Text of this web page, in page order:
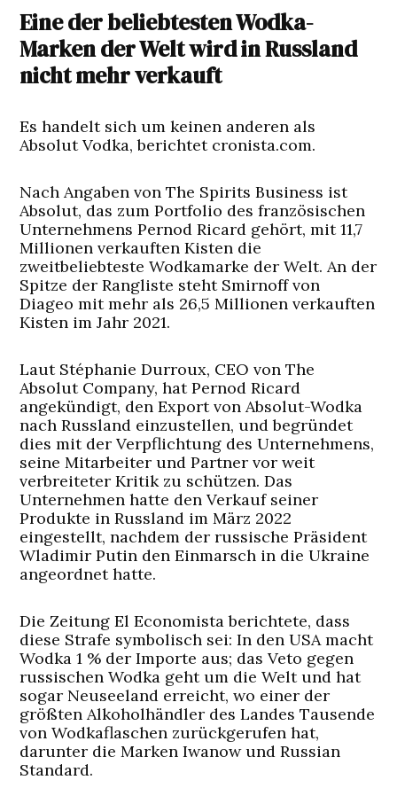
Eine der beliebtesten Wodka-
Marken der Welt wird in Russland
nicht mehr verkauft
Es handelt sich um keinen anderen als
Absolut Vodka, berichtet cronista.com.
Nach Angaben von The Spirits Business ist
Absolut, das zum Portfolio des französischen
Unternehmens Pernod Ricard gehört, mit 11,7
Millionen verkauften Kisten die
zweitbeliebteste Wodkamarke der Welt. An der
Spitze der Rangliste steht Smirnoff von
Diageo mit mehr als 26,5 Millionen verkauften
Kisten im Jahr 2021.
Laut Stéphanie Durroux, CEO von The
Absolut Company, hat Pernod Ricard
angekündigt, den Export von Absolut-Wodka
nach Russland einzustellen, und begründet
dies mit der Verpflichtung des Unternehmens,
seine Mitarbeiter und Partner vor weit
verbreiteter Kritik zu schützen. Das
Unternehmen hatte den Verkauf seiner
Produkte in Russland im März 2022
eingestellt, nachdem der russische Präsident
Wladimir Putin den Einmarsch in die Ukraine
angeordnet hatte.
Die Zeitung El Economista berichtete, dass
diese Strafe symbolisch sei: In den USA macht
Wodka 1 % der Importe aus; das Veto gegen
russischen Wodka geht um die Welt und hat
sogar Neuseeland erreicht, wo einer der
größten Alkoholhändler des Landes Tausende
von Wodkaflaschen zurückgerufen hat,
darunter die Marken Iwanow und Russian
Standard.